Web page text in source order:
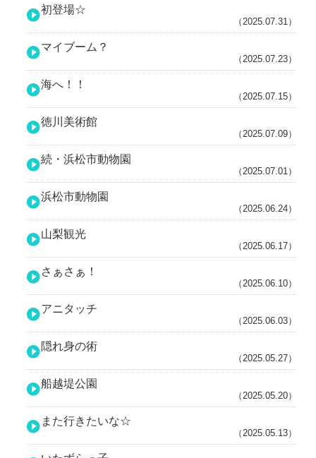
初登場☆
（2025.07.31）
マイブーム？
（2025.07.23）
海へ！！
（2025.07.15）
徳川美術館
（2025.07.09）
続・浜松市動物園
（2025.07.01）
浜松市動物園
（2025.06.24）
山梨観光
（2025.06.17）
さぁさぁ！
（2025.06.10）
アニタッチ
（2025.06.03）
隠れ身の術
（2025.05.27）
船越堤公園
（2025.05.20）
また行きたいな☆
（2025.05.13）